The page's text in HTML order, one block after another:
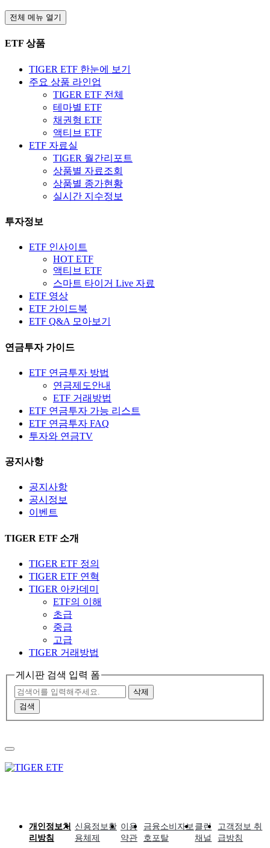
전체 메뉴 열기
ETF 상품
TIGER ETF 한눈에 보기
주요 상품 라인업
TIGER ETF 전체
테마별 ETF
채권형 ETF
액티브 ETF
ETF 자료실
TIGER 월간리포트
상품별 자료조회
상품별 종가현황
실시간 지수정보
투자정보
ETF 인사이트
HOT ETF
액티브 ETF
스마트 타이거 Live 자료
ETF 영상
ETF 가이드북
ETF Q&A 모아보기
연금투자 가이드
ETF 연금투자 방법
연금제도안내
ETF 거래방법
ETF 연금투자 가능 리스트
ETF 연금투자 FAQ
투자와 연금TV
공지사항
공지사항
공시정보
이벤트
TIGER ETF 소개
TIGER ETF 정의
TIGER ETF 연혁
TIGER 아카데미
ETF의 이해
초급
중급
고급
TIGER 거래방법
게시판 검색 입력 폼
삭제
검색
개인정보처
리방침
신용정보활
용체제
이용
약관
금융소비자보
호포탈
클린
채널
고객정보 취
급방침